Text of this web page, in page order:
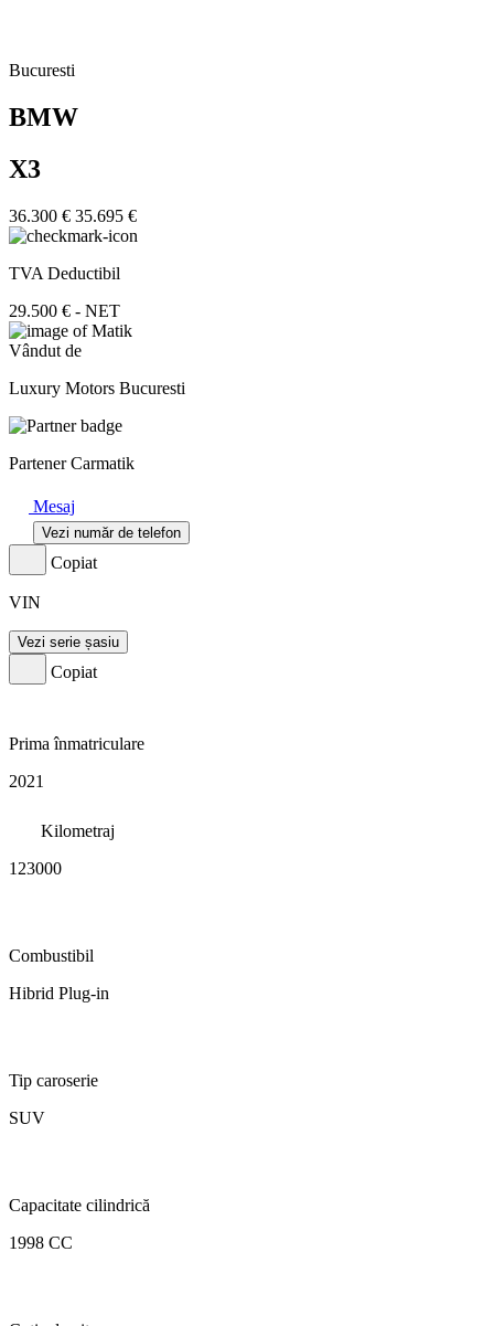
Bucuresti
BMW
X3
36.300 € 35.695 €
TVA Deductibil
29.500 € - NET
Vândut de
Luxury Motors Bucuresti
Partener Carmatik
Mesaj
Vezi număr de telefon
Copiat
VIN
Vezi serie șasiu
Copiat
Prima înmatriculare
2021
Kilometraj
123000
Combustibil
Hibrid Plug-in
Tip caroserie
SUV
Capacitate cilindrică
1998 CC